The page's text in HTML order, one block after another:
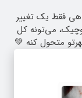
فقط یک تغییر
می‌تونه کل
متحول کنه 💚